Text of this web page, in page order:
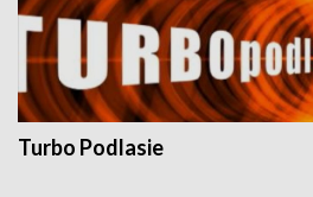
Turbo Podlasie